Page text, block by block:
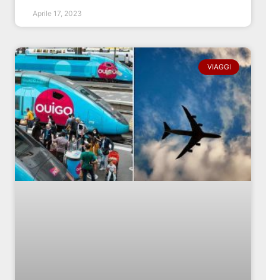
Aprile 17, 2023
VIAGGI